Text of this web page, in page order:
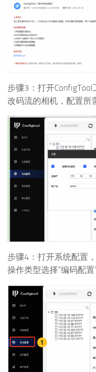
步骤3：打开
改码流的相机，配置所
步骤4：打开系统配置，
操作类型选择“编码配置